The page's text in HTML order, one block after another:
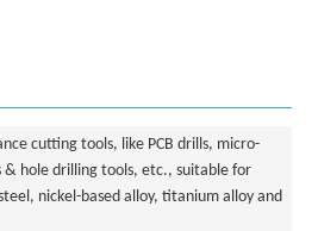
cutting tools, like PCB drills, micro-
hole drilling tools, etc., suitable for
nickel-based alloy, titanium alloy and